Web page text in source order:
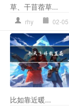
草、干苜蓿草...
rhy 02-05
比如靠近暖...